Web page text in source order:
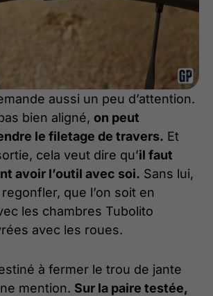
aussi un peu d’attention.
bien aligné, on peut
le filetage de travers. Et
cela veut dire qu’il faut
avoir l’outil avec soi. Sans lui,
que l’on soit en
les chambres Tubolito
avec les roues.
à fermer le trou de jante
mention. Sur la paire testée,